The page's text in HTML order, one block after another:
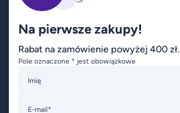
Na pierwsze zakupy!
Rabat na zamówienie powyżej 400 zł.
Pole oznaczone * jest obowiązkowe
Imię
E-mail*